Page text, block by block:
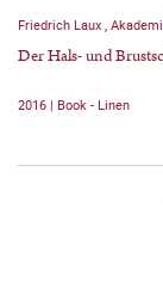
Friedrich Laux ,
Der Hals- und
2016 | Book - Linen